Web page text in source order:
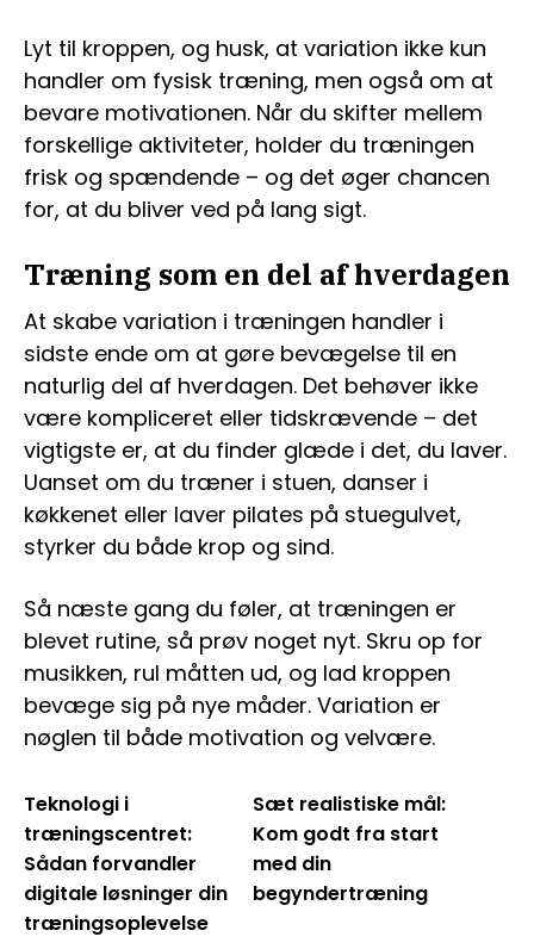
Lyt til kroppen, og husk, at variation ikke kun
handler om fysisk træning, men også om at
bevare motivationen. Når du skifter mellem
forskellige aktiviteter, holder du træningen
frisk og spændende – og det øger chancen
for, at du bliver ved på lang sigt.
Træning som en del af hverdagen
At skabe variation i træningen handler i
sidste ende om at gøre bevægelse til en
naturlig del af hverdagen. Det behøver ikke
være kompliceret eller tidskrævende – det
vigtigste er, at du finder glæde i det, du laver.
Uanset om du træner i stuen, danser i
køkkenet eller laver pilates på stuegulvet,
styrker du både krop og sind.
Så næste gang du føler, at træningen er
blevet rutine, så prøv noget nyt. Skru op for
musikken, rul måtten ud, og lad kroppen
bevæge sig på nye måder. Variation er
nøglen til både motivation og velvære.
Teknologi i
træningscentret:
Sådan forvandler
digitale løsninger din
træningsoplevelse
Sæt realistiske mål:
Kom godt fra start
med din
begyndertræning